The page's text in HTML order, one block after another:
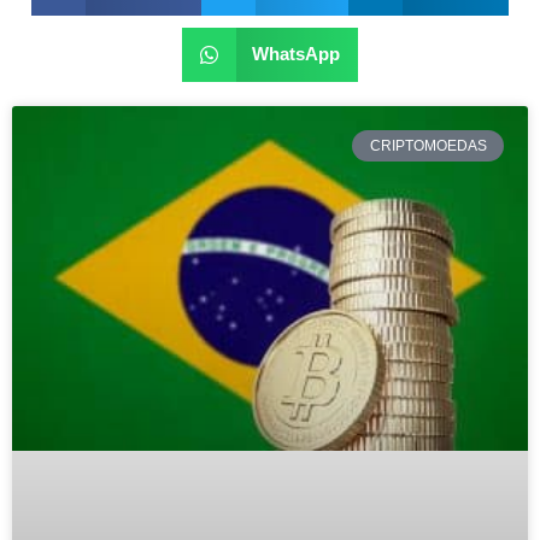
WhatsApp
CRIPTOMOEDAS